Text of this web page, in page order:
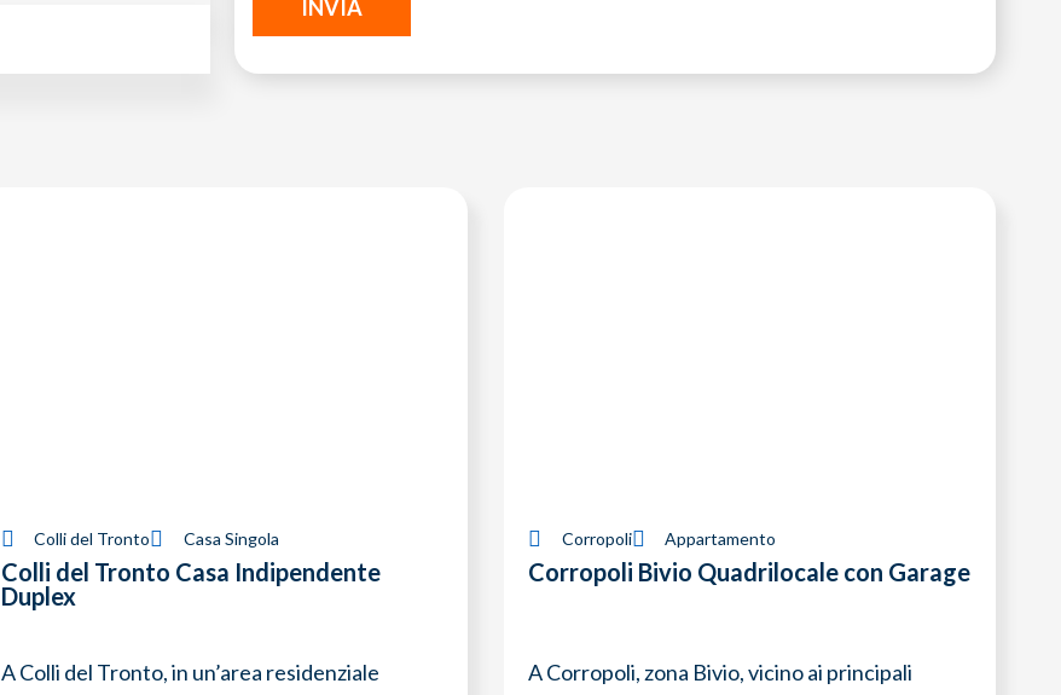
Colli del Tronto Casa Singola
Colli del Tronto Casa Indipendente
Duplex
A Colli del Tronto, in un’area residenziale
Corropoli Appartamento
Corropoli Bivio Quadrilocale con Garage
A Corropoli, zona Bivio, vicino ai principali